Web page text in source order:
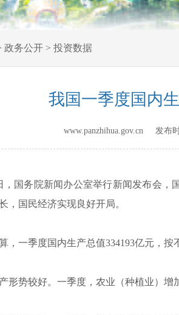
政务公开 > 投资数据
我国一季度国内
www.panzhihua.gov.cn 发布
，国务院新闻办公室举行新闻发布会，
，国民经济实现良好开局。
，一季度国内生产总值334193亿元，
形势较好。一季度，农业（种植业）